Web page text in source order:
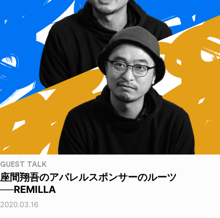
GUEST TALK
座間翔吾のアパレルスポンサーのルーツ
──REMILLA
2020.03.16